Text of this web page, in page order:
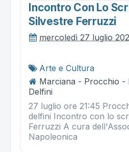
Incontro Con Lo
Silvestre Ferruzzi
mercoledì 27 luglio
Arte e Cultura
Marciana - Procchio -
Delfini
27 luglio ore 21:45
delfini Incontro con lo
Ferruzzi A cura
Napoleonica